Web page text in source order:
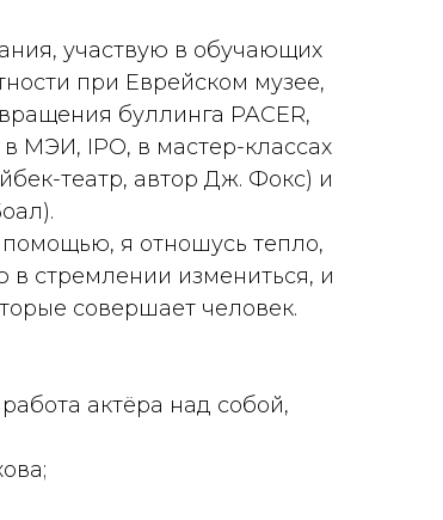
участвую в обучающих
при Еврейском музее,
буллинга PACER,
МЭИ, IPO, в мастер-классах
театр, автор Дж. Фокс) и
я отношусь тепло,
стремлении измениться, и
совершает человек.
актёра над собой,